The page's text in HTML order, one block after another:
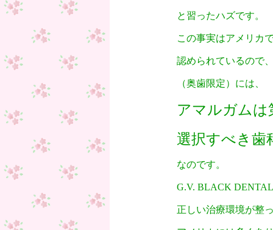
と習ったハズです。
この事実はアメリカ
認められているので
（奥歯限定）には、
アマルガムは
選択すべき歯
なのです。
G.V. BLACK
正しい治療環境が整